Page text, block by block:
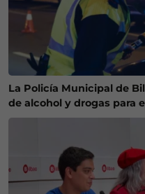
La Policía Municipal de
de alcohol y drogas para